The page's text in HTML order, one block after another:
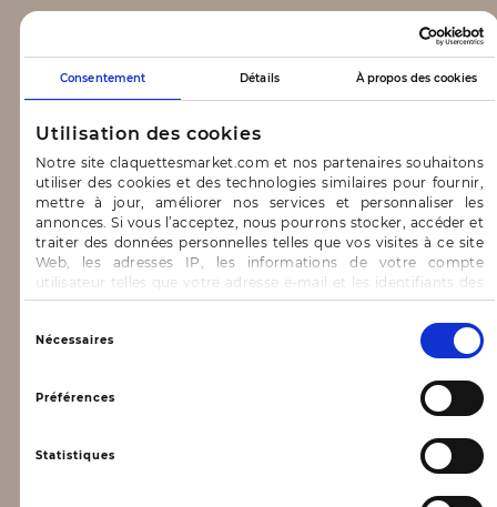
Consentement Détails À propos des cookies
Utilisation des cookies
Notre site claquettesmarket.com et nos partenaires souhaitons
utiliser des cookies et des technologies similaires pour fournir,
mettre à jour, améliorer nos services et personnaliser les
annonces. Si vous l’acceptez, nous pourrons stocker, accéder et
traiter des données personnelles telles que vos visites à ce site
Web, les adresses IP, les informations de votre compte
utilisateur telles que votre adresse e-mail et les identifiants des
cookies.
Vous avez le choix d’« Accepter » pour consentir à ces
utilisations, de « Refuser » pour vous y opposer ou
de sélectionner vos préférences concernant chaque catégorie
de cookie en cliquant sur « Valider la sélection » pour valider vos
options. Vous pouvez à tout moment modifier vos préférences
Nécessaires
Préférences
Statistiques
CLAQUETTES MARKET
Blog
CONTACT & AIDE
FAQ
Nous contacter
INFORMATIONS
Mentions légales
Données personnelles, vie privée